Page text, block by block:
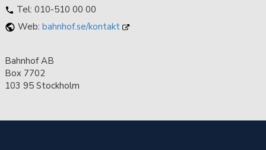
Tel: 010-510 00 00
Web: bahnhof.se/kontakt
Bahnhof AB
Box 7702
103 95 Stockholm